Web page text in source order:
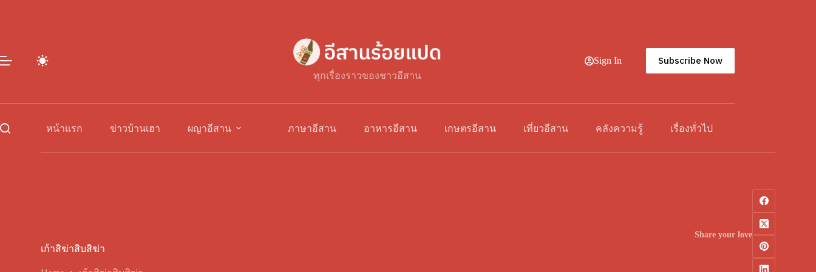
ทุกเรื่องราวของชาวอีสาน
Sign In Subscribe Now
หน้าแรก ข่าวบ้านเฮา ผญาอีสาน ภาษาอีสาน อาหารอีสาน เกษตรอีสาน เที่ยวอีสาน คลังความรู้ เรื่องทั่วไป
เก้าสิฆ่าสิบสิฆ่า
Share your love